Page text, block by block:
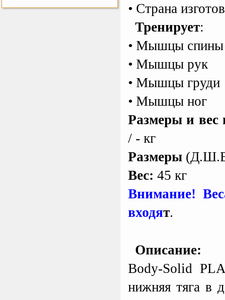
• Страна
Тренирует:
• Мышцы спины
• Мышцы рук
• Мышцы груди
• Мышцы ног
Размеры и вес
/ - кг
Размеры
Вес: 45 кг
Внимание!
входят.
Описание:
Body-Solid
нижняя тяга в